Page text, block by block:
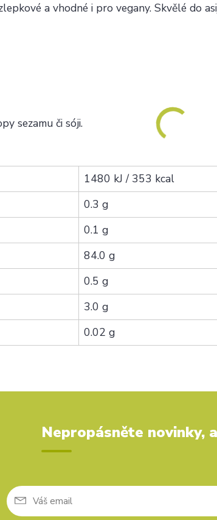
a vhodné i pro vegany. Skvělé do
sezamu či sóji.
1480 kJ / 353 kcal
0.3 g
0.1 g
84.0 g
0.5 g
3.0 g
0.02 g
Nepropásněte novinky,